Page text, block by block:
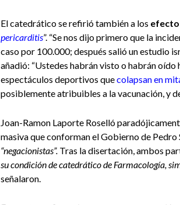
El catedrático se refirió también a los
pericarditis”. “Se nos dijo primero que la
caso por 100.000; después salió un estudio
añadió: “Ustedes habrán visto o habrán oído
espectáculos deportivos quecolapsan en
posiblemente atribuibles a la vacunación, y
Joan-Ramon Laporte Roselló
masiva que conforman el Gobierno de
“negacionistas”. Tras la disertación, ambos
su condición de catedrático de Farmacología,
señalaron.